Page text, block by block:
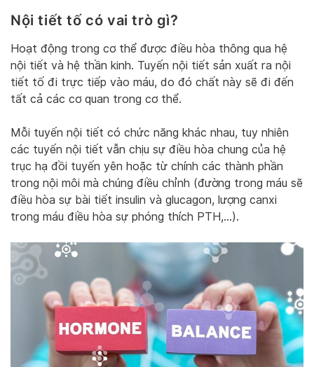
Nội tiết tố có vai trò gì?
Hoạt động trong cơ thể được điều hòa thông qua hệ
nội tiết và hệ thần kinh. Tuyến nội tiết sản xuất ra nội
tiết tố đi trực tiếp vào máu, do đó chất này sẽ đi đến
tất cả các cơ quan trong cơ thể.
Mỗi tuyến nội tiết có chức năng khác nhau, tuy nhiên
các tuyến nội tiết vẫn chịu sự điều hòa chung của hệ
trục hạ đồi tuyến yên hoặc từ chính các thành phần
trong nội môi mà chúng điều chỉnh (đường trong máu sẽ
điều hòa sự bài tiết insulin và glucagon, lượng canxi
trong máu điều hòa sự phóng thích PTH,…).